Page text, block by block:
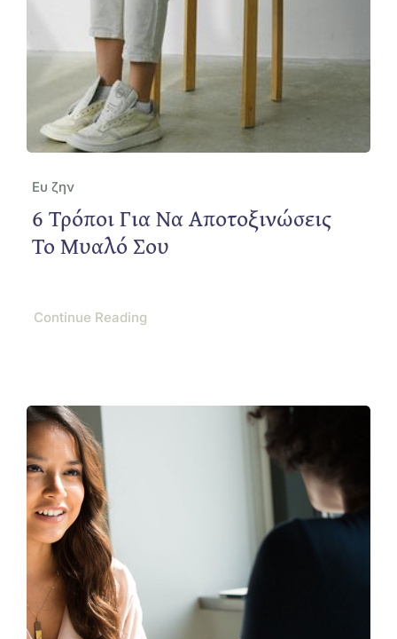
Ευ ζην
6 Τρόποι Για Να Αποτοξινώσεις
Το Μυαλό Σου
Continue Reading